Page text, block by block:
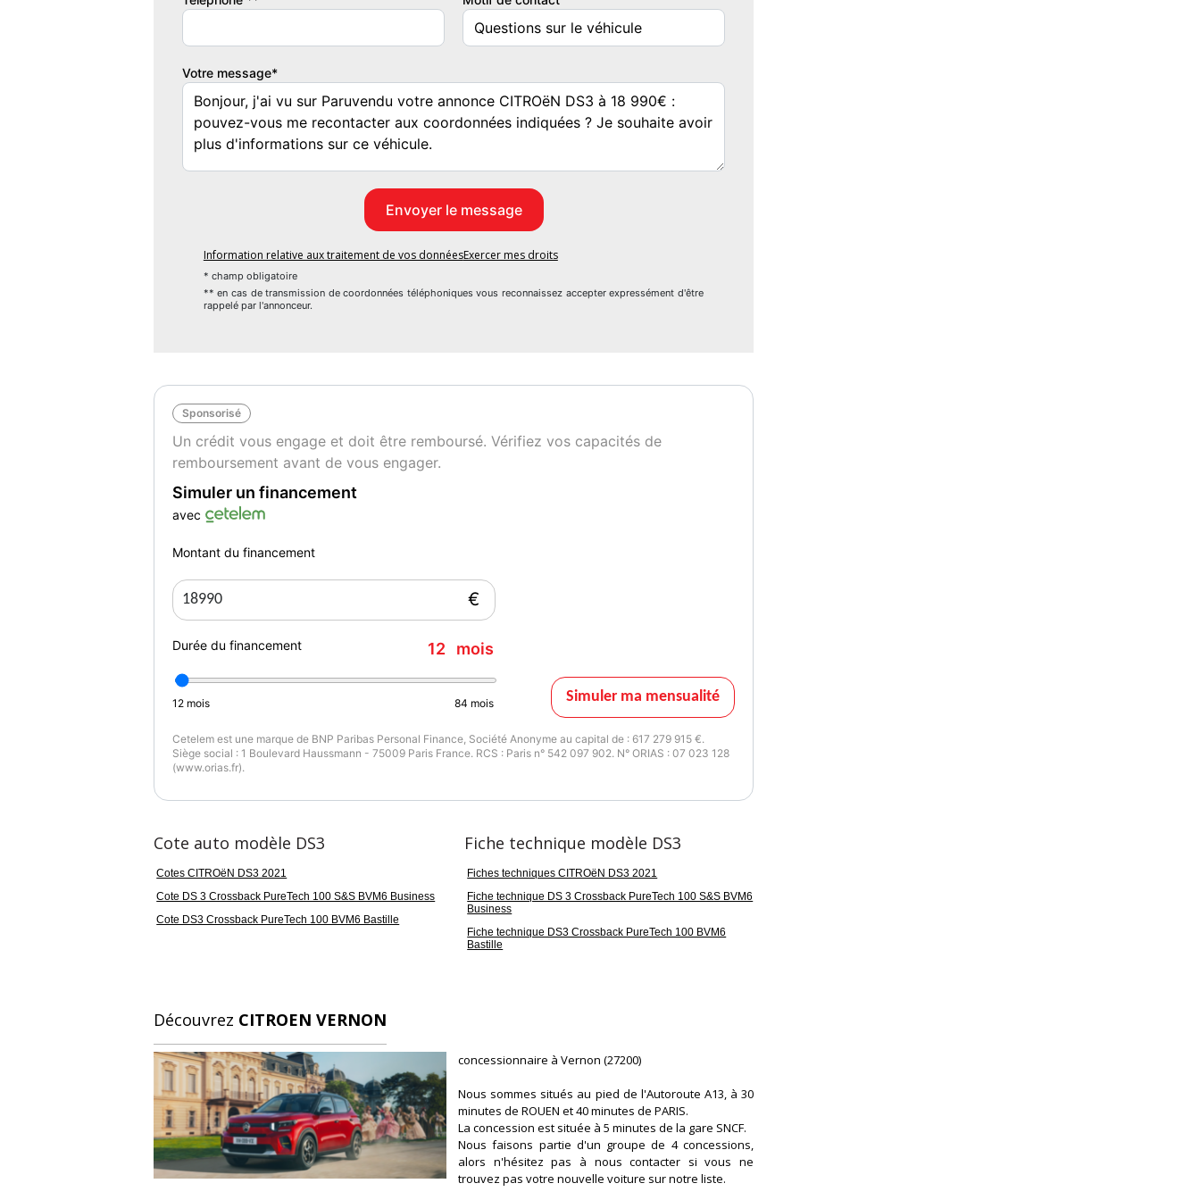
Garantie mécanique
Votre message*
Information relative aux traitement de vos donnéesExercer mes droits
* champ obligatoire
** en cas de transmission de coordonnées téléphoniques vous reconnaissez accepter expressément d'être
rappelé par l'annonceur.
Sponsorisé
Un crédit vous engage et doit être remboursé. Vérifiez vos capacités de
remboursement avant de vous engager.
Simuler un financement
avec
Montant du financement
€
Durée du financement 12 mois
12 mois 84 mois Simuler ma mensualité
Cetelem est une marque de BNP Paribas Personal Finance, Société Anonyme au capital de : 617 279 915 €.
Siège social : 1 Boulevard Haussmann - 75009 Paris France. RCS : Paris n° 542 097 902. N° ORIAS : 07 023 128
(www.orias.fr).
Cote auto modèle DS3
Cotes CITROëN DS3 2021
Cote DS 3 Crossback PureTech 100 S&S BVM6 Business
Cote DS3 Crossback PureTech 100 BVM6 Bastille
Fiche technique modèle DS3
Fiches techniques CITROëN DS3 2021
Fiche technique DS 3 Crossback PureTech 100 S&S BVM6
Business
Fiche technique DS3 Crossback PureTech 100 BVM6
Bastille
Découvrez CITROEN VERNON
concessionnaire à Vernon (27200)
Nous sommes situés au pied de l'Autoroute A13, à 30
minutes de ROUEN et 40 minutes de PARIS.
La concession est située à 5 minutes de la gare SNCF.
Nous faisons partie d'un groupe de 4 concessions,
alors n'hésitez pas à nous contacter si vous ne
trouvez pas votre nouvelle voiture sur notre liste.